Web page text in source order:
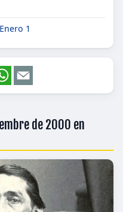
Enero 1
de 2000 en